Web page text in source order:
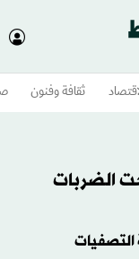
ثقافة وفنون
الضربات